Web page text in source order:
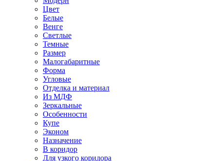
Цвет
Белые
Венге
Светлые
Темные
Размер
Малогабаритные
Форма
Угловые
Отделка и материал
Из МДФ
Зеркальные
Особенности
Купе
Эконом
Назначение
В коридор
Для узкого коридора